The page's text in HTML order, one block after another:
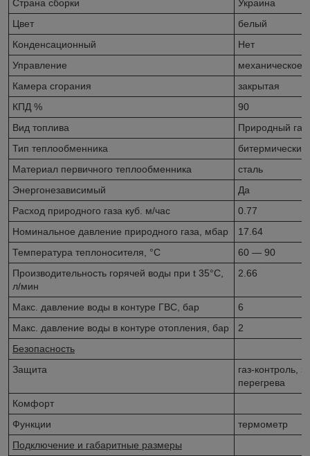
Страна сборки
Украина
Цвет
белый
Конденсационный
Нет
Управление
механическое
Камера сгорания
закрытая
КПД %
90
Вид топлива
Природный газ
Тип теплообменника
битермический
Материал первичного теплообменника
сталь
Энергонезависимый
Да
Расход природного газа куб. м/час
0.77
Номинальное давление природного газа, мбар
17.64
Температура теплоносителя, °С
60 — 90
Производительность горячей воды при t 35°C,
л/мин
2.66
Макс. давление воды в контуре ГВС, бар
6
Макс. давление воды в контуре отопления, бар
2
Безопасность
Защита
газ-контроль,
перегрева
Комфорт
Функции
термометр
Подключение и габаритные размеры